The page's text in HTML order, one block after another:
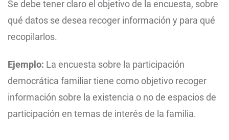
Se debe tener claro el objetivo de la encuesta, sobre
qué datos se desea recoger información y para qué
recopilarlos.
Ejemplo: La encuesta sobre la participación
democrática familiar tiene como objetivo recoger
información sobre la existencia o no de espacios de
participación en temas de interés de la familia.